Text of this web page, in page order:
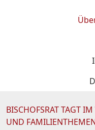
BISCHOFSRAT TAGT
UND